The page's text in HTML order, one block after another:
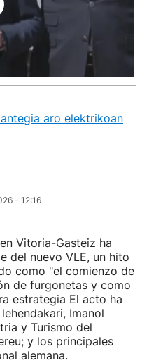
aro elektrikoan
- 12:16
Vitoria-Gasteiz ha
del nuevo VLE, un hito
como "el comienzo de
de furgonetas y como
estrategia El acto ha
Imanol
y Turismo del
y los principales
alemana.